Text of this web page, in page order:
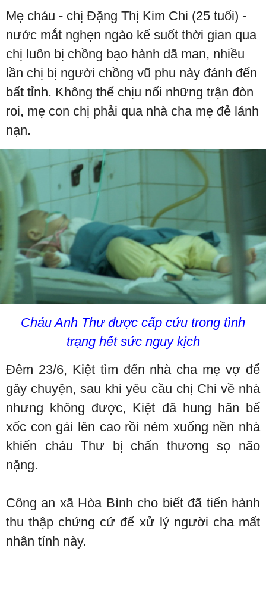
Mẹ cháu - chị Đặng Thị Kim Chi (25 tuổi) -
nước mắt nghẹn ngào kể suốt thời gian qua
chị luôn bị chồng bạo hành dã man, nhiều
lần chị bị người chồng vũ phu này đánh đến
bất tỉnh. Không thể chịu nổi những trận đòn
roi, mẹ con chị phải qua nhà cha mẹ đẻ lánh
nạn.
Cháu Anh Thư được cấp cứu trong tình
trạng hết sức nguy kịch
Đêm 23/6, Kiệt tìm đến nhà cha mẹ vợ để
gây chuyện, sau khi yêu cầu chị Chi về nhà
nhưng không được, Kiệt đã hung hãn bế
xốc con gái lên cao rồi ném xuống nền nhà
khiến cháu Thư bị chấn thương sọ não
nặng.
Công an xã Hòa Bình cho biết đã tiến hành
thu thập chứng cứ để xử lý người cha mất
nhân tính này.